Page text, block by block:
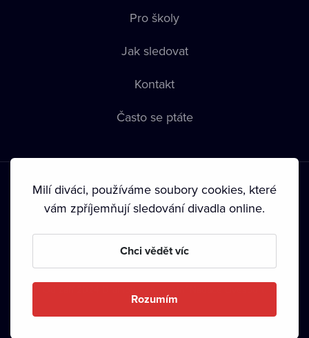
Pro školy
Jak sledovat
Kontakt
Často se ptáte
Podmínky používání • Ochrana soukromí • Zásady používání
• Autorská práva•
Milí diváci, používáme soubory cookies, které
vám zpříjemňují sledování divadla online.
Chci vědět víc
Rozumím